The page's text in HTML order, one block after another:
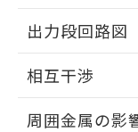
外形図
出力段回路図
出力段回路図
相互干渉
周囲金属の影
をご
※当
EU RoHS
51物質の
※本証明書
るもので、
ものでは
また、